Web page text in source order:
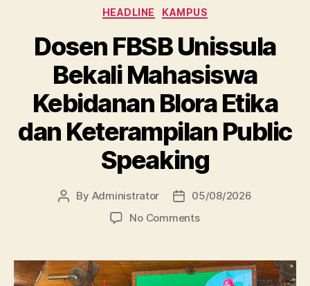
Categories
HEADLINE KAMPUS
Dosen FBSB Unissula
Bekali Mahasiswa
Kebidanan Blora Etika
dan Keterampilan Public
Speaking
Post
By Administrator
Post
date
05/08/2026
No Commentson
Unissula
Bekali